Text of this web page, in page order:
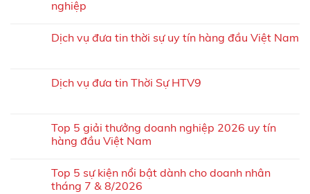
nghiệp
Dịch vụ đưa tin thời sự uy tín hàng đầu Việt Nam
Dịch vụ đưa tin Thời Sự HTV9
Top 5 giải thưởng doanh nghiệp 2026 uy tín
hàng đầu Việt Nam
Top 5 sự kiện nổi bật dành cho doanh nhân
tháng 7 & 8/2026